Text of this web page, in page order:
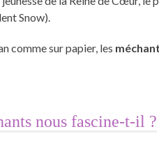
Snow).
comme sur papier, les
nous fascine-t-il ?